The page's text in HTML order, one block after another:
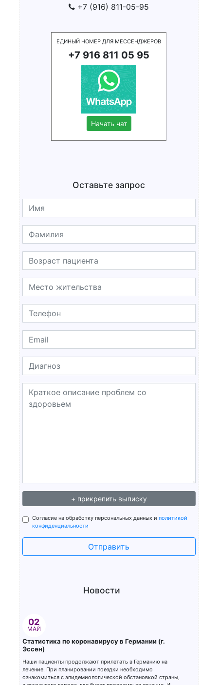
+7 (916) 811-05-95
ЕДИНЫЙ НОМЕР ДЛЯ МЕССЕНДЖЕРОВ
+7 916 811 05 95
Начать чат
Оставьте запрос
+ прикрепить выписку
Согласие на обработку персональных данных и политикой
конфиденциальности
Отправить
Новости
02
МАЙ
Статистика по коронавирусу в Германии (г.
Эссен)
Наши пациенты продолжают прилетать в Германию на
лечение. При планировании поездки необходимо
ознакомиться с эпидемиологической обстановкой страны,